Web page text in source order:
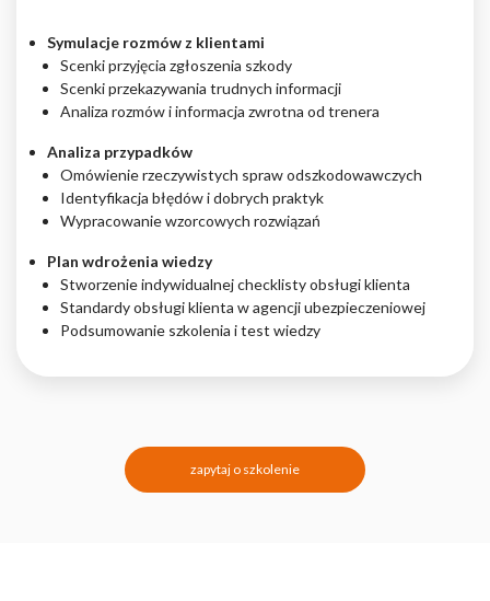
Symulacje rozmów z klientami
Scenki przyjęcia zgłoszenia szkody
Scenki przekazywania trudnych informacji
Analiza rozmów i informacja zwrotna od trenera
Analiza przypadków
Omówienie rzeczywistych spraw odszkodowawczych
Identyfikacja błędów i dobrych praktyk
Wypracowanie wzorcowych rozwiązań
Plan wdrożenia wiedzy
Stworzenie indywidualnej checklisty obsługi klienta
Standardy obsługi klienta w agencji ubezpieczeniowej
Podsumowanie szkolenia i test wiedzy
zapytaj o szkolenie